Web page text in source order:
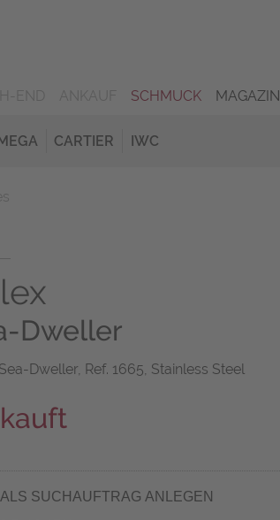
SCHMUCK MAGAZIN
CARTIER IWC
Dweller
Dweller, Ref. 1665, Stainless Steel
ALS SUCHAUFTRAG ANLEGEN